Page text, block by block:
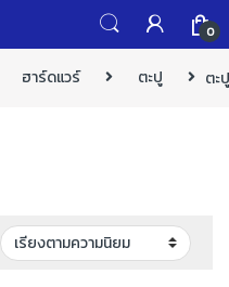
0
ฮาร์ดแวร์ ตะปู ตะ